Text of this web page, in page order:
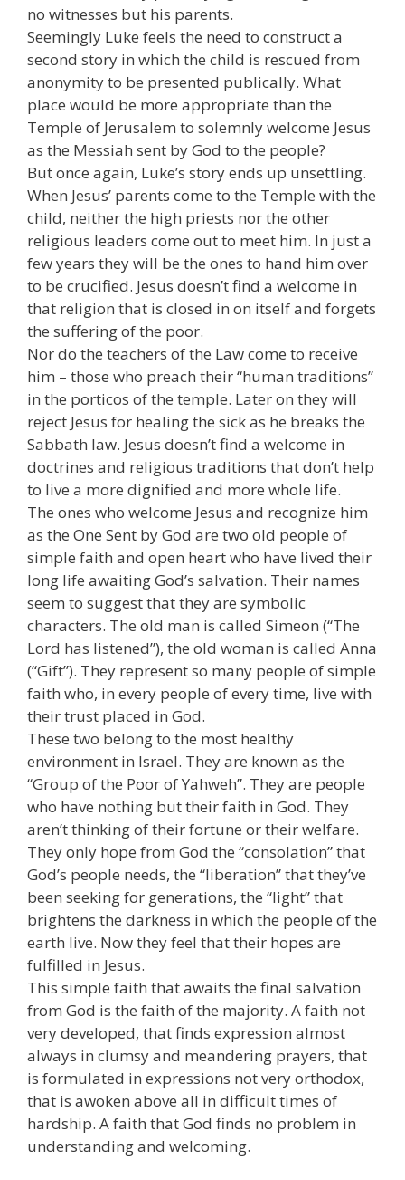
no witnesses but his parents.
Seemingly Luke feels the need to construct a
second story in which the child is rescued from
anonymity to be presented publically. What
place would be more appropriate than the
Temple of Jerusalem to solemnly welcome Jesus
as the Messiah sent by God to the people?
But once again, Luke’s story ends up unsettling.
When Jesus’ parents come to the Temple with the
child, neither the high priests nor the other
religious leaders come out to meet him. In just a
few years they will be the ones to hand him over
to be crucified. Jesus doesn’t find a welcome in
that religion that is closed in on itself and forgets
the suffering of the poor.
Nor do the teachers of the Law come to receive
him – those who preach their “human traditions”
in the porticos of the temple. Later on they will
reject Jesus for healing the sick as he breaks the
Sabbath law. Jesus doesn’t find a welcome in
doctrines and religious traditions that don’t help
to live a more dignified and more whole life.
The ones who welcome Jesus and recognize him
as the One Sent by God are two old people of
simple faith and open heart who have lived their
long life awaiting God’s salvation. Their names
seem to suggest that they are symbolic
characters. The old man is called Simeon (“The
Lord has listened”), the old woman is called Anna
(“Gift”). They represent so many people of simple
faith who, in every people of every time, live with
their trust placed in God.
These two belong to the most healthy
environment in Israel. They are known as the
“Group of the Poor of Yahweh”. They are people
who have nothing but their faith in God. They
aren’t thinking of their fortune or their welfare.
They only hope from God the “consolation” that
God’s people needs, the “liberation” that they’ve
been seeking for generations, the “light” that
brightens the darkness in which the people of the
earth live. Now they feel that their hopes are
fulfilled in Jesus.
This simple faith that awaits the final salvation
from God is the faith of the majority. A faith not
very developed, that finds expression almost
always in clumsy and meandering prayers, that
is formulated in expressions not very orthodox,
that is awoken above all in difficult times of
hardship. A faith that God finds no problem in
understanding and welcoming.